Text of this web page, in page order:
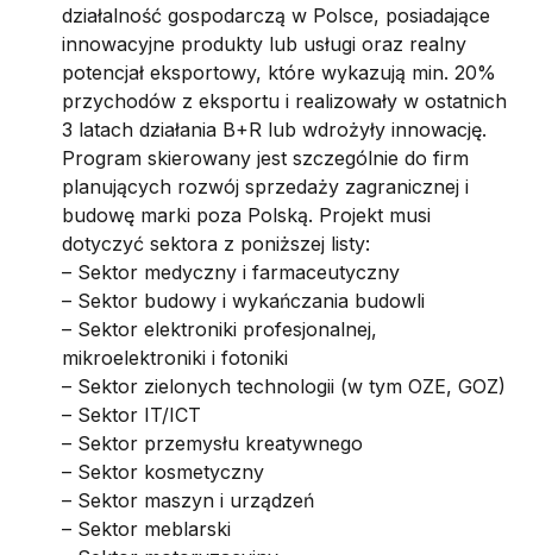
działalność gospodarczą w Polsce, posiadające
innowacyjne produkty lub usługi oraz realny
potencjał eksportowy, które wykazują min. 20%
przychodów z eksportu i realizowały w ostatnich
3 latach działania B+R lub wdrożyły innowację.
Program skierowany jest szczególnie do firm
planujących rozwój sprzedaży zagranicznej i
budowę marki poza Polską. Projekt musi
dotyczyć sektora z poniższej listy:
– Sektor medyczny i farmaceutyczny
– Sektor budowy i wykańczania budowli
– Sektor elektroniki profesjonalnej,
mikroelektroniki i fotoniki
– Sektor zielonych technologii (w tym OZE, GOZ)
– Sektor IT/ICT
– Sektor przemysłu kreatywnego
– Sektor kosmetyczny
– Sektor maszyn i urządzeń
– Sektor meblarski